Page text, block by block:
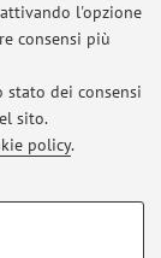
l'opzione
consensi più
stato dei consensi
sito.
policy.